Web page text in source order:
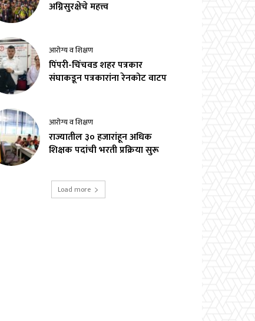
अग्निसुरक्षेचे महत्त्व
आरोग्य व शिक्षण
पिंपरी-चिंचवड शहर पत्रकार
संघाकडून पत्रकारांना रेनकोट वाटप
आरोग्य व शिक्षण
राज्यातील ३० हजारांहून अधिक
शिक्षक पदांची भरती प्रक्रिया सुरू
Load more